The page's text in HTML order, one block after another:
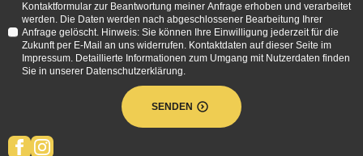
Kontaktformular zur Beantwortung meiner Anfrage erhoben und verarbeitet
werden. Die Daten werden nach abgeschlossener Bearbeitung Ihrer
Anfrage gelöscht. Hinweis: Sie können Ihre Einwilligung jederzeit für die
Zukunft per E-Mail an uns widerrufen. Kontaktdaten auf dieser Seite im
Impressum. Detaillierte Informationen zum Umgang mit Nutzerdaten finden
Sie in unserer Datenschutzerklärung.
SENDEN